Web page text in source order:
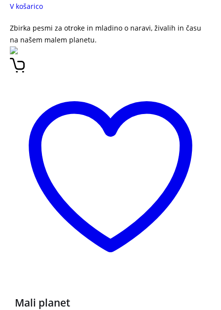
V košarico
Zbirka pesmi za otroke in mladino o naravi, živalih in času
na našem malem planetu.
Mali planet